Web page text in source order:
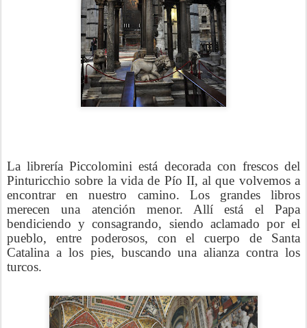
La librería Piccolomini está decorada con frescos del
Pinturicchio sobre la vida de Pío II, al que volvemos a
encontrar en nuestro camino. Los grandes libros
merecen una atención menor. Allí está el Papa
bendiciendo y consagrando, siendo aclamado por el
pueblo, entre poderosos, con el cuerpo de Santa
Catalina a los pies, buscando una alianza contra los
turcos.